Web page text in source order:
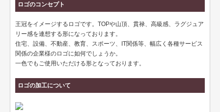
ペット名刺
ショップカード
全国福利厚生共済会様式
データ加工オプション
名刺ケース
ロゴのコンセプト
王冠をイメージするロゴです。TOPや山頂、貫禄、高級感、ラグジュア
リー感を連想する形になっております。
住宅、設備、不動産、教育、スポーツ、IT関係等、幅広く各種サービス
関係の企業様のロゴに如何でしょうか。
一色でもご使用いただける形となっております。
ロゴの加工について